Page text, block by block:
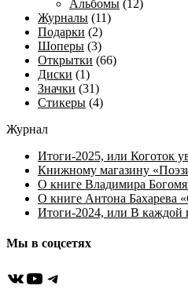
Альбомы (12)
Журналы (11)
Подарки (2)
Шоперы (3)
Открытки (66)
Диски (1)
Значки (31)
Стикеры (4)
Журнал
Итоги-2025, или Коготок
Книжному магазину
О книге Владимира
О книге Антона Бахарева
Итоги-2024, или В каждой
Мы в соцсетях
ВКонтакте
YouTube
Telegram